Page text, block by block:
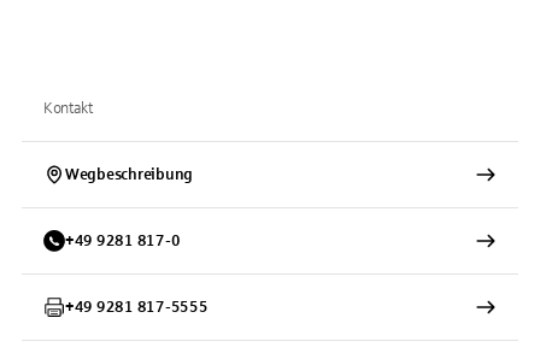
Kontakt
Wegbeschreibung
+49 9281 817-0
+49 9281 817-5555